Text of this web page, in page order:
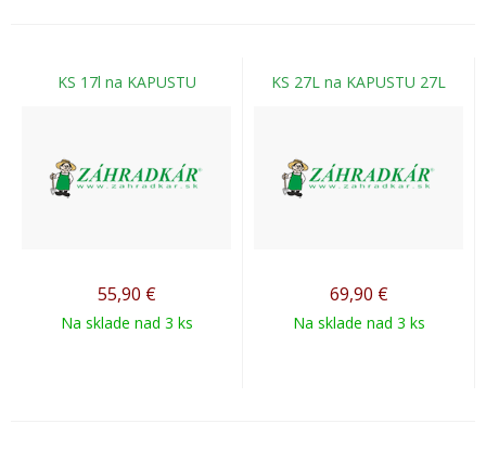
KS 17l na KAPUSTU
55,90 €
Na sklade nad 3 ks
KS 27L na KAPUSTU 27L
69,90 €
Na sklade nad 3 ks